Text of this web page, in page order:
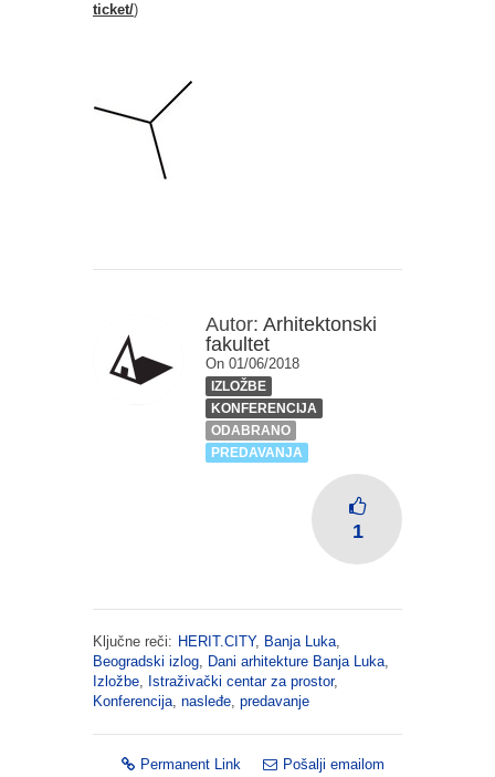
ticket/)
Autor: Arhitektonski
fakultet
On 01/06/2018
IZLOŽBE
KONFERENCIJA
ODABRANO
PREDAVANJA
1
Ključne reči: HERIT.CITY, Banja Luka,
Beogradski izlog, Dani arhitekture Banja Luka,
Izložbe, Istraživački centar za prostor,
Konferencija, nasleđe, predavanje
Permanent Link Pošalji emailom